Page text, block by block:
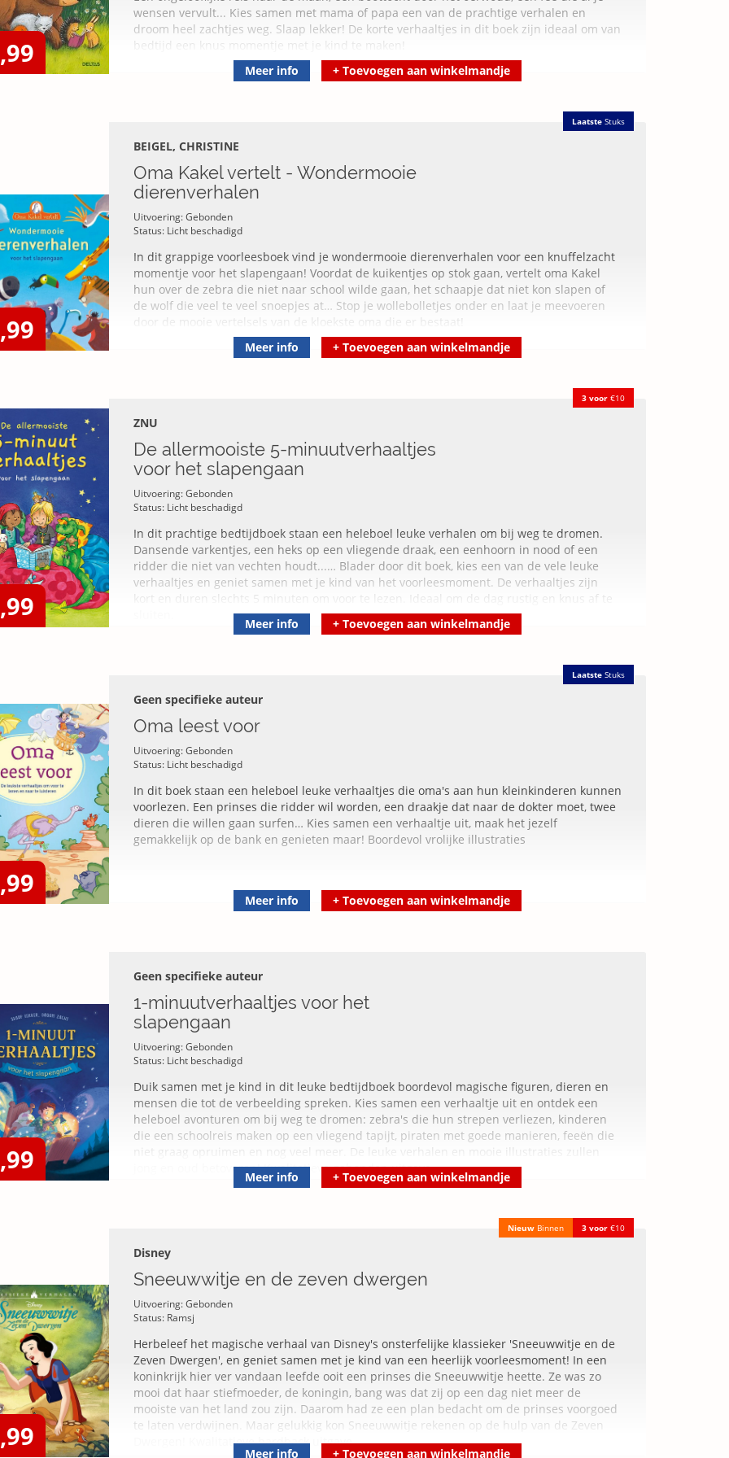
wensen vervult... Kies samen met mama of papa een van de prachtige verhalen en
droom heel zachtjes weg. Slaap lekker! De korte verhaaltjes in dit boek zijn ideaal om van
Meer info
+ Toevoegen aan winkelmandje
Laatste Stuks
BEIGEL, CHRISTINE
Oma Kakel vertelt - Wondermooie
dierenverhalen
Uitvoering: Gebonden
Status: Licht beschadigd
In dit grappige voorleesboek vind je wondermooie dierenverhalen voor een knuffelzacht
momentje voor het slapengaan! Voordat de kuikentjes op stok gaan, vertelt oma Kakel
hun over de zebra die niet naar school wilde gaan, het schaapje dat niet kon slapen of
de wolf die veel te veel snoepjes at… Stop je wollebolletjes onder en laat je meevoeren
Meer info
+ Toevoegen aan winkelmandje
3 voor €10
ZNU
De allermooiste 5-minuutverhaaltjes
voor het slapengaan
Uitvoering: Gebonden
Status: Licht beschadigd
In dit prachtige bedtijdboek staan een heleboel leuke verhalen om bij weg te dromen.
Dansende varkentjes, een heks op een vliegende draak, een eenhoorn in nood of een
ridder die niet van vechten houdt...… Blader door dit boek, kies een van de vele leuke
verhaaltjes en geniet samen met je kind van het voorleesmoment. De verhaaltjes zijn
kort en duren slechts 5 minuten om voor te lezen. Ideaal om de dag rustig en knus af te
Meer info + Toevoegen aan winkelmandje
Laatste Stuks
Geen specifieke auteur
Oma leest voor
Uitvoering: Gebonden
Status: Licht beschadigd
In dit boek staan een heleboel leuke verhaaltjes die oma's aan hun kleinkinderen kunnen
voorlezen. Een prinses die ridder wil worden, een draakje dat naar de dokter moet, twee
dieren die willen gaan surfen… Kies samen een verhaaltje uit, maak het jezelf
gemakkelijk op de bank en genieten maar! Boordevol vrolijke illustraties
Meer info + Toevoegen aan winkelmandje
Geen specifieke auteur
1-minuutverhaaltjes voor het
slapengaan
Uitvoering: Gebonden
Status: Licht beschadigd
Duik samen met je kind in dit leuke bedtijdboek boordevol magische figuren, dieren en
mensen die tot de verbeelding spreken. Kies samen een verhaaltje uit en ontdek een
heleboel avonturen om bij weg te dromen: zebra's die hun strepen verliezen, kinderen
die een schoolreis maken op een vliegend tapijt, piraten met goede manieren, feeën die
niet graag opruimen en nog veel meer. De leuke verhalen en mooie illustraties zullen
jong en oud betoveren! Kwalitatieve gebonden uitgave
Meer info + Toevoegen aan winkelmandje
Nieuw Binnen 3 voor €10
Disney
Sneeuwwitje en de zeven dwergen
Uitvoering: Gebonden
Status: Ramsj
Herbeleef het magische verhaal van Disney's onsterfelijke klassieker 'Sneeuwwitje en de
Zeven Dwergen', en geniet samen met je kind van een heerlijk voorleesmoment! In een
koninkrijk hier ver vandaan leefde ooit een prinses die Sneeuwwitje heette. Ze was zo
mooi dat haar stiefmoeder, de koningin, bang was dat zij op een dag niet meer de
mooiste van het land zou zijn. Daarom had ze een plan bedacht om de prinses voorgoed
te laten verdwijnen. Maar gelukkig kon Sneeuwwitje rekenen op de hulp van de Zeven
Dwergen! Kwalitatieve hardback uitgave
Meer info + Toevoegen aan winkelmandje